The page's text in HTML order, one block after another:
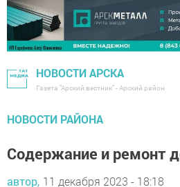
НОВОСТИ АРСКА
Газета "Арский вестник" - Арский район
НОВОСТИ РАЙОНА
Содержание и ремонт
автор, 11 декабря 2023 - 18:18